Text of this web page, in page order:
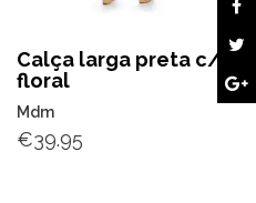
Calça larga preta c/
floral
Mdm
€39.95